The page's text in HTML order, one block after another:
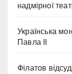
надмірної
Українська
Павла II
Філатов